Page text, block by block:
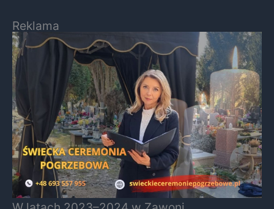
Reklama